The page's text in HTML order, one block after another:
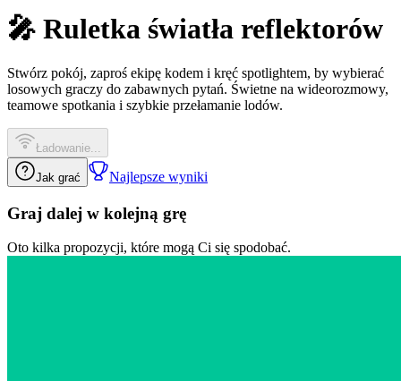
🎤 Ruletka światła reflektorów
Stwórz pokój, zaproś ekipę kodem i kręć spotlightem, by wybierać
losowych graczy do zabawnych pytań. Świetne na wideorozmowy,
teamowe spotkania i szybkie przełamanie lodów.
Ładowanie...
Jak grać Najlepsze wyniki
Graj dalej w kolejną grę
Oto kilka propozycji, które mogą Ci się spodobać.